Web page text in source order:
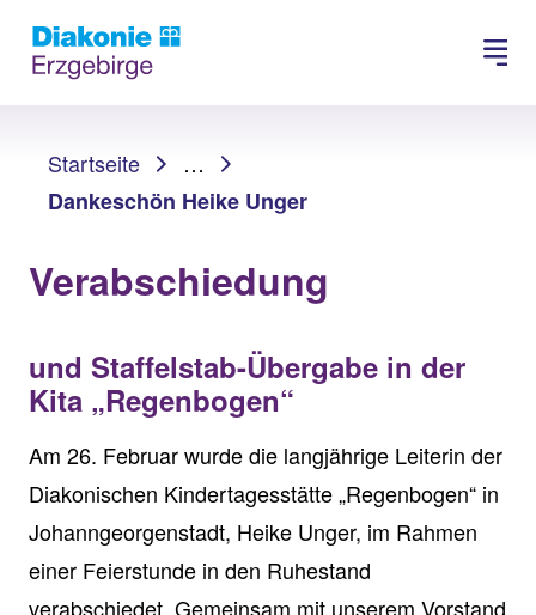
Suchen
Startseite
…
Dankeschön Heike Unger
Verabschiedung
und Staffelstab-Übergabe in der
Kita „Regenbogen“
Am 26. Februar wurde die langjährige Leiterin der
Diakonischen Kindertagesstätte „Regenbogen“ in
Johanngeorgenstadt, Heike Unger, im Rahmen
einer Feierstunde in den Ruhestand
verabschiedet. Gemeinsam mit unserem Vorstand